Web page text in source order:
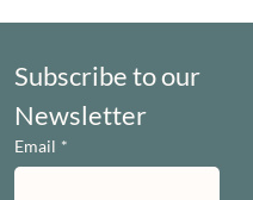
Subscribe to our
Newsletter
Email *